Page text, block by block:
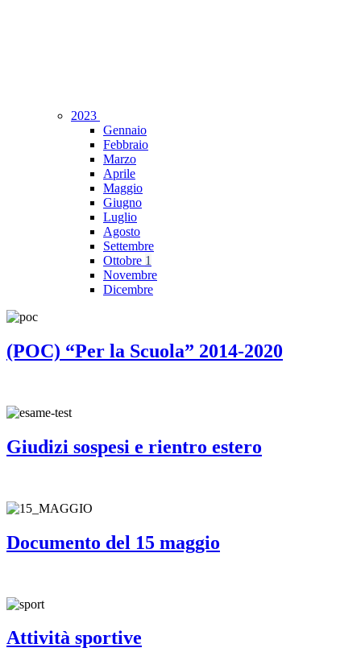
2023
Gennaio
Febbraio
Marzo
Aprile
Maggio
Giugno
Luglio
Agosto
Settembre
Ottobre 1
Novembre
Dicembre
(POC) “Per la Scuola” 2014-2020
Giudizi sospesi e rientro estero
Documento del 15 maggio
Attività sportive